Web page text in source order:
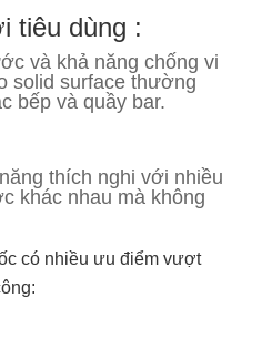
tiêu dùng :
và khả năng chống vi
solid surface thường
bếp và quầy bar.
thích nghi với nhiều
khác nhau mà không
có nhiều ưu điểm vượt